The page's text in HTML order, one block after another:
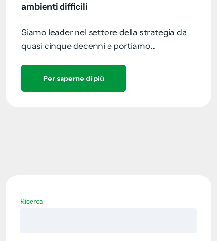
ambienti difficili
Siamo leader nel settore della strategia da
quasi cinque decenni e portiamo...
Per saperne di più
Ricerca